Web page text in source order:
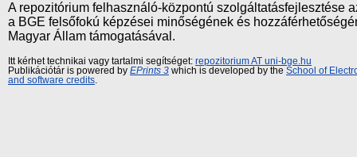
A repozitórium felhasználó-központú szolgáltatásfejlesztése
a BGE felsőfokú képzései minőségének és
Magyar Állam támogatásával.
Itt kérhet technikai vagy tartalmi segítséget: repozitorium AT uni-bge.hu
Publikációtár is powered by EPrints 3 which is developed by the School of
and software credits